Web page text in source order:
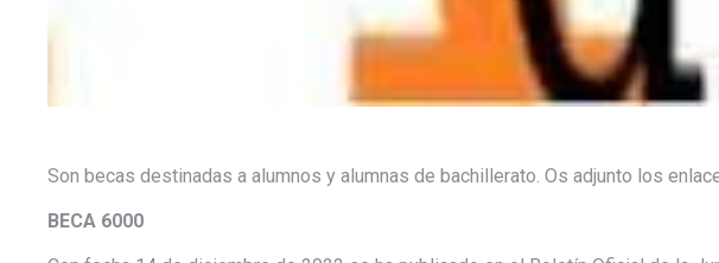
Son becas destinadas a alumnos y alumnas de bachillerato. Os adjunto los
BECA 6000